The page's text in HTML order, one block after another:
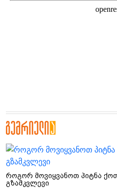
როგორ მოვიყვანოთ პიტნა
გზამკვლევი